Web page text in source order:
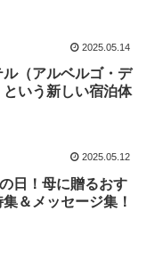
2025.05.14
ル（アルベルゴ・デ
という新しい宿泊体
2025.05.12
日！母に贈るおす
＆メッセージ集！